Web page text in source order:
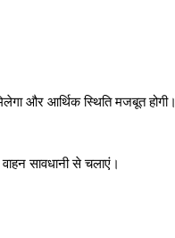
और आर्थिक स्थिति मजबूत होगी।
सावधानी से चलाएं।